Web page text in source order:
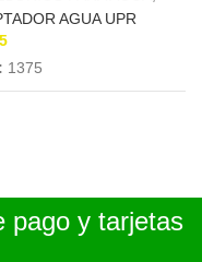
AGUA UPR
1375
pago y tarjetas